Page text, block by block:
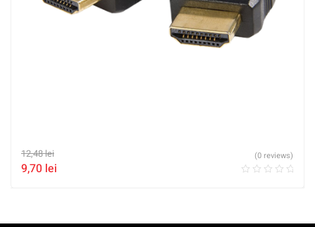
12,48lei
9,70 lei
(0 reviews)